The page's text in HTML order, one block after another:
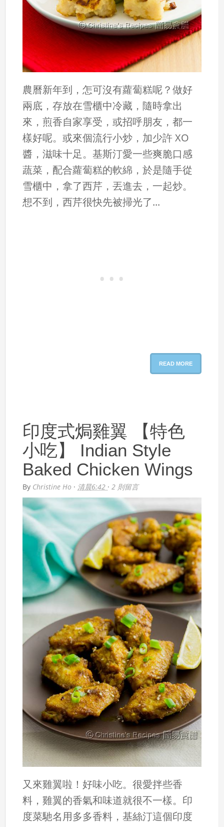
農曆新年到，怎可沒有蘿蔔糕呢？做好
兩底，存放在雪櫃中冷藏，隨時拿出
來，煎香自家享受，或招呼朋友，都一
樣好呢。或來個流行小炒，加少許 XO
醬，滋味十足。基斯汀愛一些爽脆口感
蔬菜，配合蘿蔔糕的軟綿，於是隨手從
雪櫃中，拿了西芹，丟進去，一起炒。
想不到，西芹很快先被掃光了...
READ MORE
印度式焗雞翼 【特色
小吃】 Indian Style
Baked Chicken Wings
By Christine Ho · 清晨6:42 ·2 則留言
又來雞翼啦！好味小吃。很愛拌些香
料，雞翼的香氣和味道就很不一樣。印
度菜馳名用多多香料，基絲汀這個印度